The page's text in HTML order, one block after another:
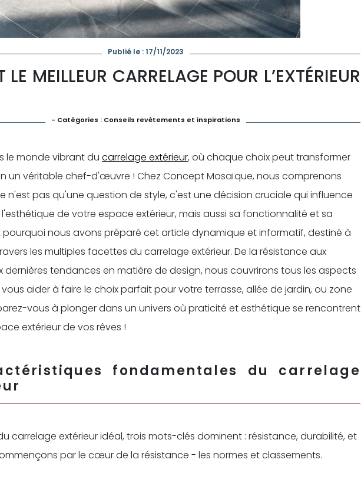
Publié le : 17/11/2023
LE MEILLEUR CARRELAGE POUR L’EXTÉRIEUR
- Catégories : Conseils revêtements et inspirations
le monde vibrant du carrelage extérieur, où chaque choix peut transformer
un véritable chef-d'œuvre ! Chez Concept Mosaïque, nous comprenons
n'est pas qu'une question de style, c'est une décision cruciale qui influence
de votre espace extérieur, mais aussi sa fonctionnalité et sa
pourquoi nous avons préparé cet article dynamique et informatif, destiné à
les multiples facettes du carrelage extérieur. De la résistance aux
dernières tendances en matière de design, nous couvrirons tous les aspects
aider à faire le choix parfait pour votre terrasse, allée de jardin, ou zone
vous à plonger dans un univers où praticité et esthétique se rencontrent
extérieur de vos rêves !
fondamentales du carrelage
carrelage extérieur idéal, trois mots-clés dominent : résistance, durabilité, et
par le cœur de la résistance - les normes et classements.